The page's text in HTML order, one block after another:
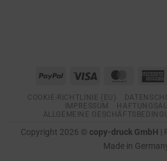
PayPal Visa
COOKIE-RICHTLINIE (EU)
IMPRESSUM
ALLGEMEINE
Copyright 2026 © copy-druck GmbH |
Made in